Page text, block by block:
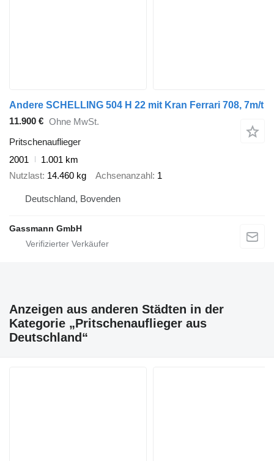
Andere SCHELLING 504 H 22 mit Kran Ferrari 708, 7m/t
11.900 € Ohne MwSt.
Pritschenauflieger
2001
1.001 km
Nutzlast 14.460 kg Achsenanzahl 1
Deutschland, Bovenden
Gassmann GmbH
Anzeigen aus anderen Städten in der
Kategorie „Pritschenauflieger aus
Deutschland“